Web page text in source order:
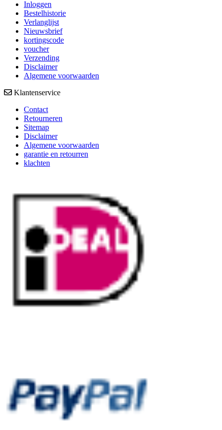
Inloggen
Bestelhistorie
Verlanglijst
Nieuwsbrief
kortingscode
voucher
Verzending
Disclaimer
Algemene voorwaarden
Klantenservice
Contact
Retourneren
Sitemap
Disclaimer
Algemene voorwaarden
garantie en retourren
klachten